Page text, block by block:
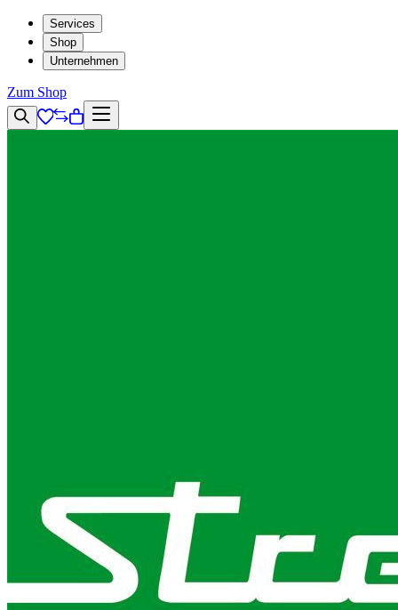
Services
Shop
Unternehmen
Zum Shop